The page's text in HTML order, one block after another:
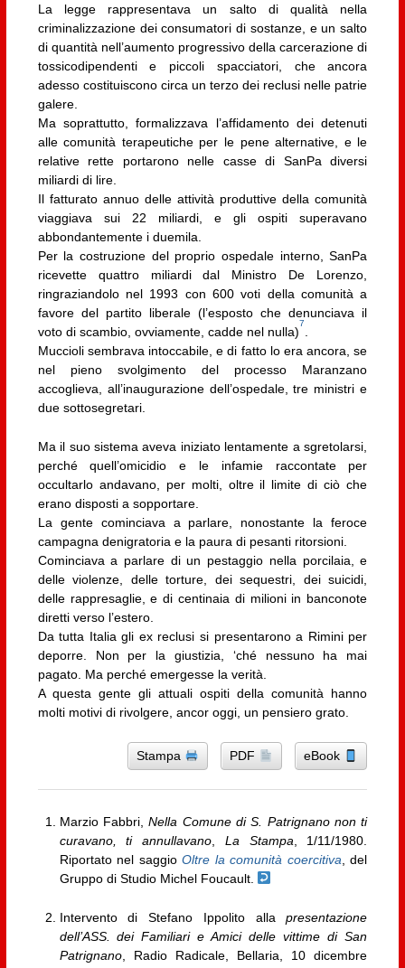
La legge rappresentava un salto di qualità nella
criminalizzazione dei consumatori di sostanze, e un salto
di quantità nell’aumento progressivo della carcerazione di
tossicodipendenti e piccoli spacciatori, che ancora
adesso costituiscono circa un terzo dei reclusi nelle patrie
galere.
Ma soprattutto, formalizzava l’affidamento dei detenuti
alle comunità terapeutiche per le pene alternative, e le
relative rette portarono nelle casse di SanPa diversi
miliardi di lire.
Il fatturato annuo delle attività produttive della comunità
viaggiava sui 22 miliardi, e gli ospiti superavano
abbondantemente i duemila.
Per la costruzione del proprio ospedale interno, SanPa
ricevette quattro miliardi dal Ministro De Lorenzo,
ringraziandolo nel 1993 con 600 voti della comunità a
favore del partito liberale (l’esposto che denunciava il
voto di scambio, ovviamente, cadde nel nulla)
7
Muccioli sembrava intoccabile, e di fatto lo era ancora, se
nel pieno svolgimento del processo Maranzano
accoglieva, all’inaugurazione dell’ospedale, tre ministri e
due sottosegretari.
Ma il suo sistema aveva iniziato lentamente a sgretolarsi,
perché quell’omicidio e le infamie raccontate per
occultarlo andavano, per molti, oltre il limite di ciò che
erano disposti a sopportare.
La gente cominciava a parlare, nonostante la feroce
campagna denigratoria e la paura di pesanti ritorsioni.
Cominciava a parlare di un pestaggio nella porcilaia, e
delle violenze, delle torture, dei sequestri, dei suicidi,
delle rappresaglie, e di centinaia di milioni in banconote
diretti verso l’estero.
Da tutta Italia gli ex reclusi si presentarono a Rimini per
deporre. Non per la giustizia, ‘ché nessuno ha mai
pagato. Ma perché emergesse la verità.
A questa gente gli attuali ospiti della comunità hanno
molti motivi di rivolgere, ancor oggi, un pensiero grato.
Stampa PDF eBook
Marzio Fabbri,Nella Comune di S. Patrignano non ti
curavano, ti annullavano
La Stampa , 1/11/1980.
Riportato nel saggioOltre la comunità coercitiva , del
Gruppo di Studio Michel Foucault.
Intervento di Stefano Ippolito allapresentazione
dell’ASS. dei Familiari e Amici delle vittime di San
Patrignano, Radio Radicale, Bellaria, 10 dicembre